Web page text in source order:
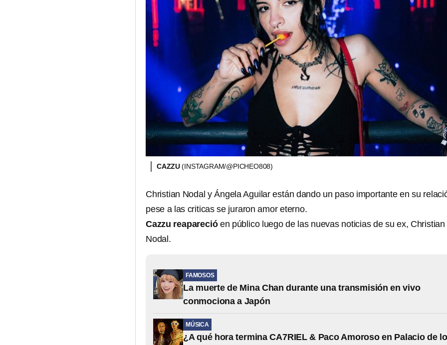
CAZZU(INSTAGRAM/@PICHEO808)
Christian Nodal y Ángela Aguilar están dando un paso importante en su
pese a las criticas se juraron amor eterno.
Cazzu reaparecióen público luego de las nuevas noticias de su ex, Christian
Nodal.
FAMOSOS
La muerte de Mina Chan durante una transmisión en vivo
conmociona a Japón
MÚSICA
¿A qué hora termina CA7RIEL & Paco Amoroso en Palacio de